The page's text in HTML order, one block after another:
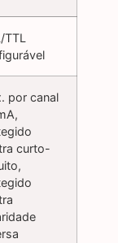
TTL
por canal
curto-